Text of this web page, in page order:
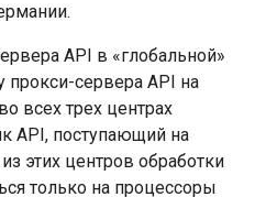
API в «глобальной»
прокси-сервера API на
всех трех центрах
API, поступающий на
этих центров обработки
только на процессоры